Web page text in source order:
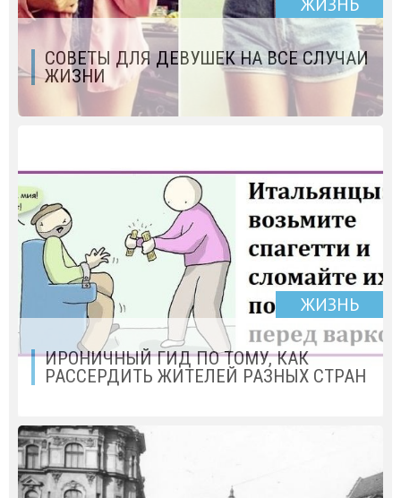
ЖИЗНЬ
СОВЕТЫ ДЛЯ ДЕВУШЕК НА ВСЕ СЛУЧАИ
ЖИЗНИ
ЖИЗНЬ
ИРОНИЧНЫЙ ГИД ПО ТОМУ, КАК
РАССЕРДИТЬ ЖИТЕЛЕЙ РАЗНЫХ СТРАН